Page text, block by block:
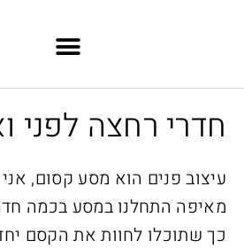
חדרי רחצה לפני
עיצוב פנים הוא מסע קסום,
מאיפה התחלנו במסע בכמה
כך שתוכלו לחוות את הקסם